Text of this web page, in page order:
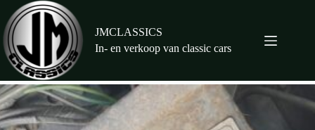
naar
de
inhoud
JMCLASSICS
In- en verkoop van classic cars